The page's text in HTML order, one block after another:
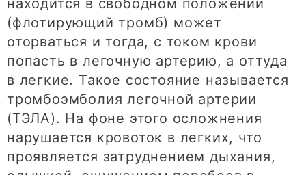
находится в свободном положении
(флотирующий тромб) может
оторваться и тогда, с током крови
попасть в легочную артерию, а оттуда
в легкие. Такое состояние называется
тромбоэмболия легочной артерии
(ТЭЛА). На фоне этого осложнения
нарушается кровоток в легких, что
проявляется затруднением дыхания,